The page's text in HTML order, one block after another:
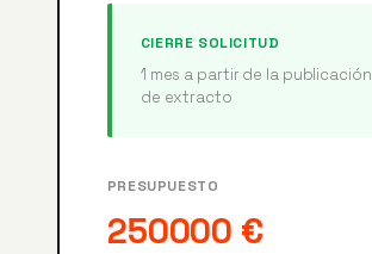
CIERRE SOLICITUD
1 mes a partir de la publicación
de extracto
PRESUPUESTO
250000 €